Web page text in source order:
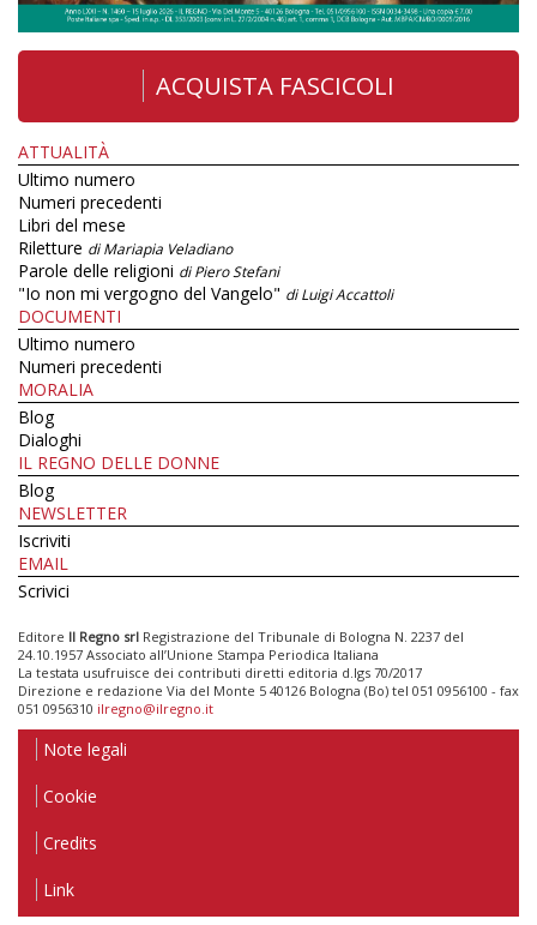
ACQUISTA FASCICOLI
ATTUALITÀ
Ultimo numero
Numeri precedenti
Libri del mese
Riletture di Mariapia Veladiano
Parole delle religioni di Piero Stefani
"Io non mi vergogno del Vangelo" di Luigi Accattoli
DOCUMENTI
Ultimo numero
Numeri precedenti
MORALIA
Blog
Dialoghi
IL REGNO DELLE DONNE
Blog
NEWSLETTER
Iscriviti
EMAIL
Scrivici
Editore Il Regno srl Registrazione del Tribunale di Bologna N. 2237 del
24.10.1957 Associato all’Unione Stampa Periodica Italiana
La testata usufruisce dei contributi diretti editoria d.lgs 70/2017
Direzione e redazione Via del Monte 5 40126 Bologna (Bo) tel 051 0956100 - fax
051 0956310 ilregno@ilregno.it
Note legali
Cookie
Credits
Link